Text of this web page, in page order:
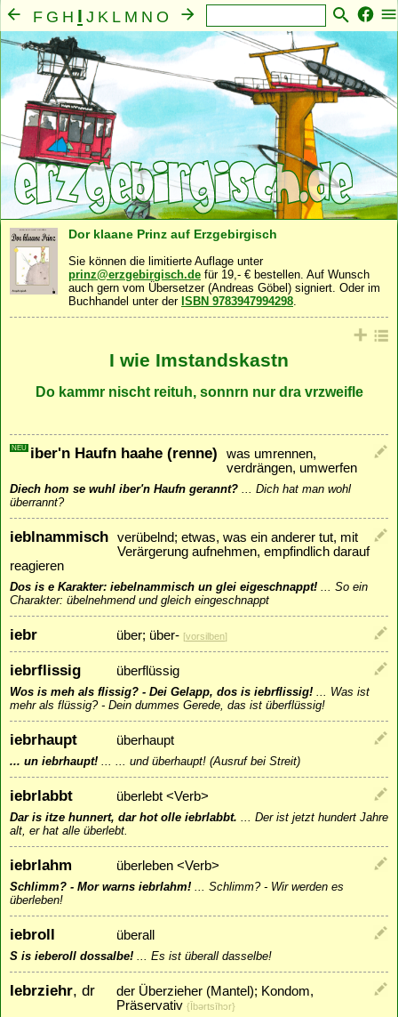
F G H I J K L M N O
P
Q R S T U V W X Y Z A B D
E
Mensch·Seele·Geist Familie ·Gemeinschaft·
Nahrung·Natur·Sonstiges
Dor klaane Prinz auf Erzgebirgisch
Sie können die limitierte Auflage unter
prinz@erzgebirgisch.de für 19,- € bestellen. Auf Wunsch
auch gern vom Übersetzer (Andreas Göbel) signiert. Oder im
Buchhandel unter der ISBN 9783947994298.
I wie Imstandskastn
Do kammr nischt reituh, sonnrn nur dra vrzweifle
NEU iber'n Haufn haahe (renne)
was umrennen,
verdrängen, umwerfen
Diech hom se wuhl iber'n Haufn gerannt? ... Dich hat man wohl
überrannt?
ieblnammisch
verübelnd; etwas, was ein anderer tut, mit
Verärgerung aufnehmen, empfindlich darauf
reagieren
Dos is e Karakter: iebelnammisch un glei eigeschnappt! ... So ein
Charakter: übelnehmend und gleich eingeschnappt
iebr über; über- [vorsilben]
iebrflissig überflüssig
Wos is meh als flissig? - Dei Gelapp, dos is iebrflissig! ... Was ist
mehr als flüssig? - Dein dummes Gerede, das ist überflüssig!
iebrhaupt überhaupt
... un iebrhaupt! ... ... und überhaupt! (Ausruf bei Streit)
iebrlabbt überlebt <Verb>
Dar is itze hunnert, dar hot olle iebrlabbt. ... Der ist jetzt hundert Jahre
alt, er hat alle überlebt.
iebrlahm überleben <Verb>
Schlimm? - Mor warns iebrlahm! ... Schlimm? - Wir werden es
überleben!
iebroll überall
S is ieberoll dossalbe! ... Es ist überall dasselbe!
Iebrziehr, dr
der Überzieher (Mantel); Kondom,
Präservativ {Ībǝrtsīhɔr}